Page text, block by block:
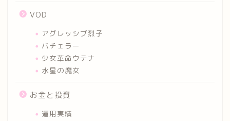
VOD
アグレッシブ烈子
バチェラー
少女革命ウテナ
水星の魔女
お金と投資
運用実績